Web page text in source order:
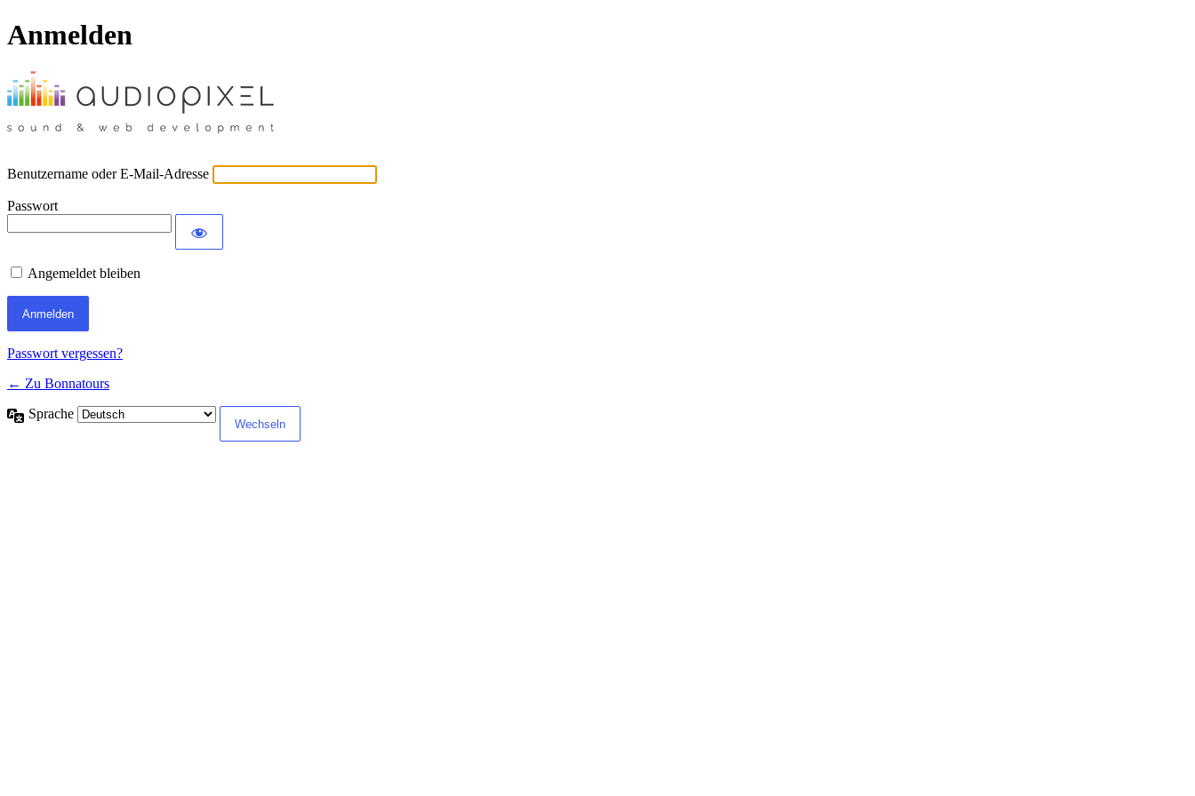
Anmelden
Benutzername oder E-Mail-Adresse
Passwort
Angemeldet bleiben
Passwort vergessen?
← Zu Bonnatours
Sprache